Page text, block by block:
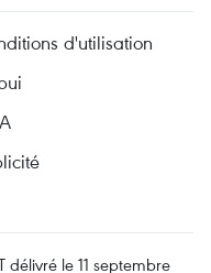
d'utilisation
délivré le 11 septembre